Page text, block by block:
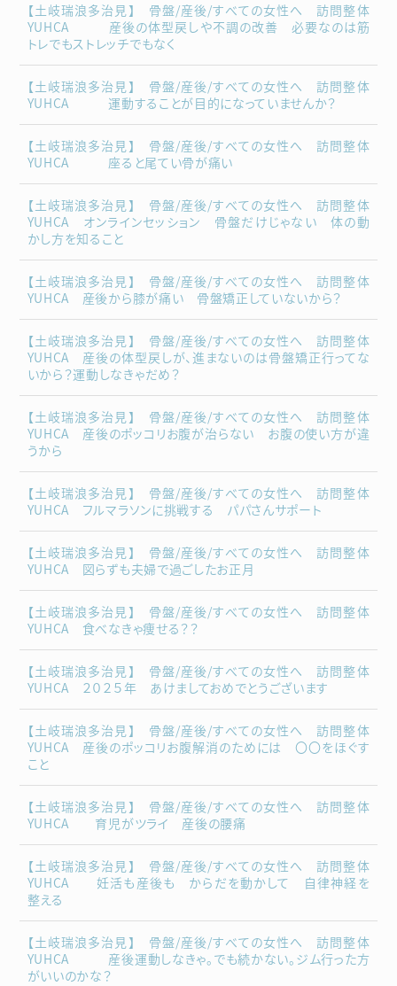
【土岐瑞浪多治見】 骨盤/産後/すべての女性へ 訪問整体
YUHCA 産後の体型戻しや不調の改善 必要なのは筋
トレでもストレッチでもなく
【土岐瑞浪多治見】 骨盤/産後/すべての女性へ 訪問整体
YUHCA 運動することが目的になっていませんか？
【土岐瑞浪多治見】 骨盤/産後/すべての女性へ 訪問整体
YUHCA 座ると尾てい骨が痛い
【土岐瑞浪多治見】 骨盤/産後/すべての女性へ 訪問整体
YUHCA オンラインセッション 骨盤だけじゃない 体の動
かし方を知ること
【土岐瑞浪多治見】 骨盤/産後/すべての女性へ 訪問整体
YUHCA 産後から膝が痛い 骨盤矯正していないから？
【土岐瑞浪多治見】 骨盤/産後/すべての女性へ 訪問整体
YUHCA 産後の体型戻しが、進まないのは骨盤矯正行ってな
いから？運動しなきゃだめ？
【土岐瑞浪多治見】 骨盤/産後/すべての女性へ 訪問整体
YUHCA 産後のポッコリお腹が治らない お腹の使い方が違
うから
【土岐瑞浪多治見】 骨盤/産後/すべての女性へ 訪問整体
YUHCA フルマラソンに挑戦する パパさんサポート
【土岐瑞浪多治見】 骨盤/産後/すべての女性へ 訪問整体
YUHCA 図らずも夫婦で過ごしたお正月
【土岐瑞浪多治見】 骨盤/産後/すべての女性へ 訪問整体
YUHCA 食べなきゃ痩せる？？
【土岐瑞浪多治見】 骨盤/産後/すべての女性へ 訪問整体
YUHCA ２０２５年 あけましておめでとうございます
【土岐瑞浪多治見】 骨盤/産後/すべての女性へ 訪問整体
YUHCA 産後のポッコリお腹解消のためには 〇〇をほぐす
こと
【土岐瑞浪多治見】 骨盤/産後/すべての女性へ 訪問整体
YUHCA 育児がツライ 産後の腰痛
【土岐瑞浪多治見】 骨盤/産後/すべての女性へ 訪問整体
YUHCA 妊活も産後も からだを動かして 自律神経を
整える
【土岐瑞浪多治見】 骨盤/産後/すべての女性へ 訪問整体
YUHCA 産後運動しなきゃ。でも続かない。ジム行った方
がいいのかな？